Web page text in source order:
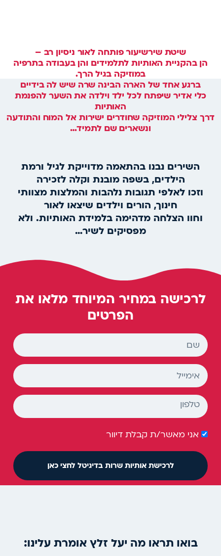
שיטת שירשיעור פותחה לאור ניסיון רב –
הן בהקניית האותיות לתלמידים והן בעבודה בתרפיה
במוזיקה בגיל הרך.
ברגע אחד של הארה הבינה שרה שיש לה בידיים
כלי אדיר שיפתח לכל ילד וילדה את השער להפנמת
האותיות
דרך צלילי המוזיקה שחודרים ישירות אל המוח והתודעה
ונשארים שם לתמיד…
השירים נבנובהתאמה מדוייקת לגיל ורמת
הילדים,בשפה מובנת וקלה לזכירה
וזכו לאלפי תגובות נלהבות והמלצות מצוותי
חינוך, הורים וילדים שיצאו לאור
וחוו הצלחה מדהימה בלמידת האותיות. ולא
מפסיקים לשיר…
לרכישה במחיר המיוחד מלאו את
הפרטים
אני מאשר/ת קבלת דיוור
לרכישת אותיות שרות בדיגיטל לחצי כאן
בואו תראו מה יעל זלץ אומרת עלינו: